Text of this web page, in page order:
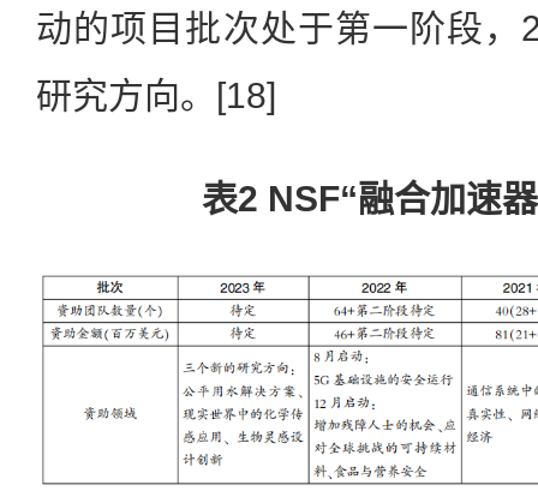
动的项目批次处于第一阶段，
研究方向。[18]
表2 NSF“融合加速